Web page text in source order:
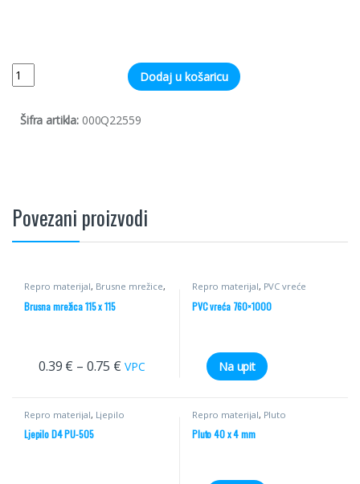
Quantity Dodaj u košaricu
Šifra artikla: 000Q22559
Povezani proizvodi
Repro materijal, Brusne mrežice,
Brusni materijali
Brusna mrežica 115 x 115
0.39 € – 0.75 € VPC
Repro materijal, PVC vreće
PVC vreća 760×1000
Na upit
Repro materijal, Ljepilo
Ljepilo D4 PU-505
Repro materijal, Pluto
Pluto 40 x 4 mm